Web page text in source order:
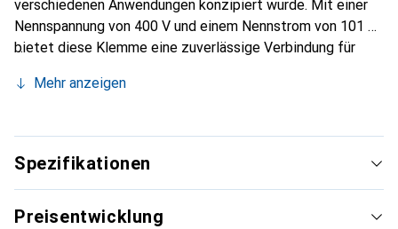
verschiedenen Anwendungen konzipiert wurde. Mit einer
Nennspannung von 400 V und einem Nennstrom von 101 A
bietet diese Klemme eine zuverlässige Verbindung für
ist mit einem Schraubanschluss ausgestattet, der eine
über vier Anschlüsse und ist für Kabelquerschnitte von 1,5
mm² bis 25 mm² sowie für AWG von 8 bis 2 geeignet. Die
kompakte Bauweise mit einer Breite von 23 mm
Systeme. Die Montage erfolgt auf einer NS 35/7,5 oder
Mehr anzeigen
Spezifikationen
Preisentwicklung